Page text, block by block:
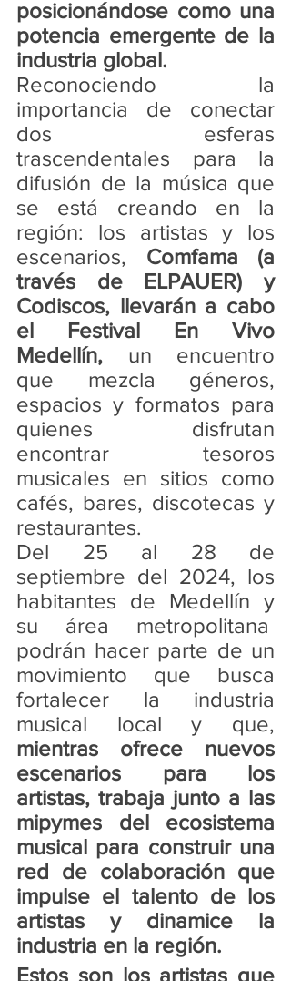
posicionándose como una
potencia emergente de la
industria global.
Reconociendo la
importancia de conectar
dos esferas
trascendentales para la
difusión de la música que
se está creando en la
región: los artistas y los
escenarios, Comfama (a
través de ELPAUER) y
Codiscos, llevarán a cabo
el Festival En Vivo
Medellín, un encuentro
que mezcla géneros,
espacios y formatos para
quienes disfrutan
encontrar tesoros
musicales en sitios como
cafés, bares, discotecas y
restaurantes.
Del 25 al 28 de
septiembre del 2024, los
habitantes de Medellín y
su área metropolitana
podrán hacer parte de un
movimiento que busca
fortalecer la industria
mientras ofrece nuevos
escenarios para los
artistas, trabaja junto a las
mipymes del ecosistema
musical para construir una
red de colaboración que
impulse el talento de los
artistas y dinamice la
industria en la región.
Estos son los artistas que